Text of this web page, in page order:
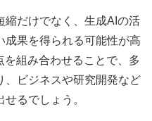
縮だけでなく、生成AIの活
成果を得られる可能性が高
を組み合わせることで、多
、ビジネスや研究開発など
るでしょう。